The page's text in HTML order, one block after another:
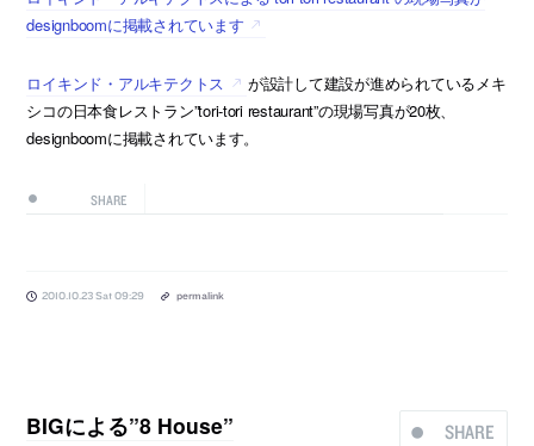
designboomに掲載されています
ロイキンド・アルキテクトス
が設計して建設が進められているメキ
シコの日本食レストラン”tori-tori restaurant”の現場写真が20枚、
designboomに掲載されています。
SHARE
2010.10.23 Sat 09:29 permalink
SHARE
BIGによる”8 House”